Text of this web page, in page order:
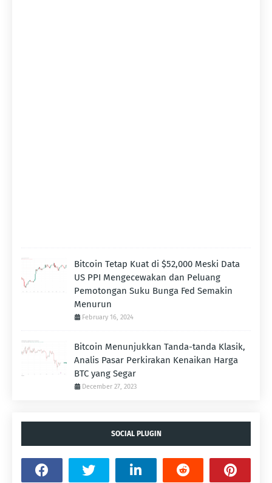
Bitcoin Tetap Kuat di $52,000 Meski Data
US PPI Mengecewakan dan Peluang
Pemotongan Suku Bunga Fed Semakin
Menurun
February 16, 2024
Bitcoin Menunjukkan Tanda-tanda Klasik,
Analis Pasar Perkirakan Kenaikan Harga
BTC yang Segar
December 27, 2023
SOCIAL PLUGIN